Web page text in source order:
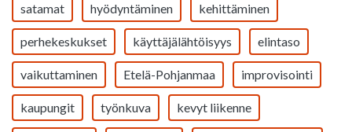
satamat hyödyntäminen kehittäminen
perhekeskukset käyttäjälähtöisyys elintaso
vaikuttaminen Etelä-Pohjanmaa improvisointi
kaupungit työnkuva kevyt liikenne